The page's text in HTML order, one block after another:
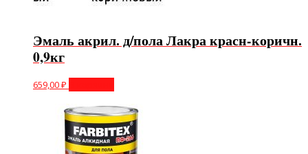
Эмаль акрил. д/пола Лакра красн-коричн.
0,9кг
659,00₽